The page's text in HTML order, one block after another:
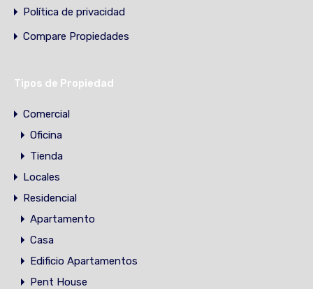
Política de privacidad
Compare Propiedades
Tipos de Propiedad
Comercial
Oficina
Tienda
Locales
Residencial
Apartamento
Casa
Edificio Apartamentos
Pent House